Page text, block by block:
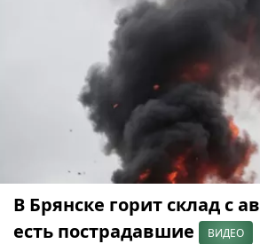
В Брянске горит склад с
есть пострадавшие
ВИДЕО